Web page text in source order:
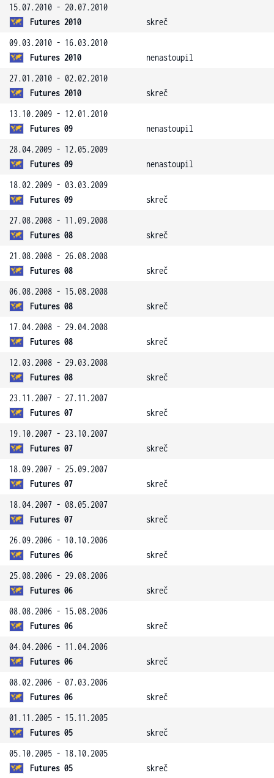
15.07.2010 - 20.07.2010
Futures 2010
skreč
09.03.2010 - 16.03.2010
Futures 2010
nenastoupil
27.01.2010 - 02.02.2010
Futures 2010
skreč
13.10.2009 - 12.01.2010
Futures 09
nenastoupil
28.04.2009 - 12.05.2009
Futures 09
nenastoupil
18.02.2009 - 03.03.2009
Futures 09
skreč
27.08.2008 - 11.09.2008
Futures 08
skreč
21.08.2008 - 26.08.2008
Futures 08
skreč
06.08.2008 - 15.08.2008
Futures 08
skreč
17.04.2008 - 29.04.2008
Futures 08
skreč
12.03.2008 - 29.03.2008
Futures 08
skreč
23.11.2007 - 27.11.2007
Futures 07
skreč
19.10.2007 - 23.10.2007
Futures 07
skreč
18.09.2007 - 25.09.2007
Futures 07
skreč
18.04.2007 - 08.05.2007
Futures 07
skreč
26.09.2006 - 10.10.2006
Futures 06
skreč
25.08.2006 - 29.08.2006
Futures 06
skreč
08.08.2006 - 15.08.2006
Futures 06
skreč
04.04.2006 - 11.04.2006
Futures 06
skreč
08.02.2006 - 07.03.2006
Futures 06
skreč
01.11.2005 - 15.11.2005
Futures 05
skreč
05.10.2005 - 18.10.2005
Futures 05
skreč